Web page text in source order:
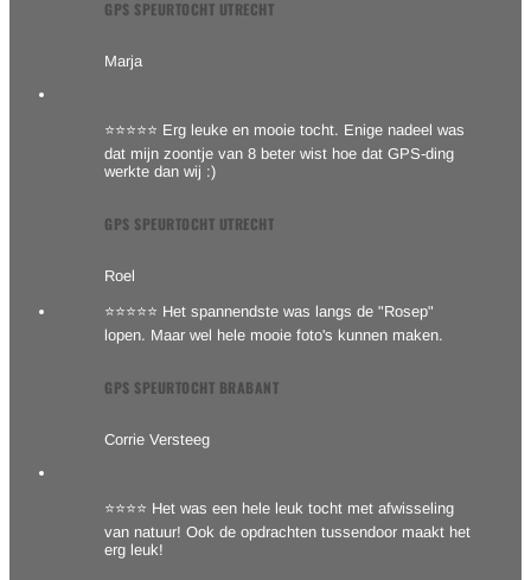
GPS SPEURTOCHT UTRECHT
Marja
⭐⭐⭐⭐⭐ Erg leuke en mooie tocht. Enige nadeel was
dat mijn zoontje van 8 beter wist hoe dat GPS-ding
werkte dan wij :)
GPS SPEURTOCHT UTRECHT
Roel
⭐⭐⭐⭐⭐ Het spannendste was langs de "Rosep"
lopen. Maar wel hele mooie foto's kunnen maken.
GPS SPEURTOCHT BRABANT
Corrie Versteeg
⭐⭐⭐⭐ Het was een hele leuk tocht met afwisseling
van natuur! Ook de opdrachten tussendoor maakt het
erg leuk!